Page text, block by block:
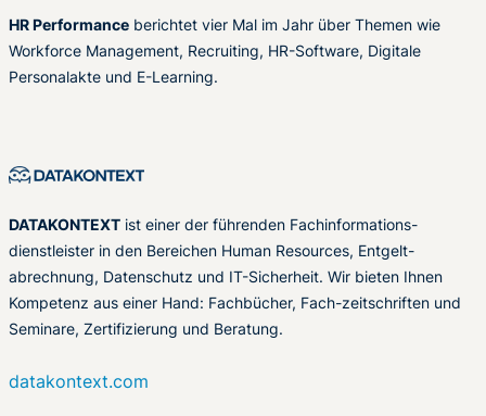
HR Performance berichtet vier Mal im Jahr über Themen wie
Workforce Management, Recruiting, HR-Software, Digitale
Personalakte und E-Learning.
DATAKONTEXT ist einer der führenden Fachinformations-
dienstleister in den Bereichen Human Resources, Entgelt-
abrechnung, Datenschutz und IT-Sicherheit. Wir bieten Ihnen
Kompetenz aus einer Hand: Fachbücher, Fach-zeitschriften und
Seminare, Zertifizierung und Beratung.
datakontext.com